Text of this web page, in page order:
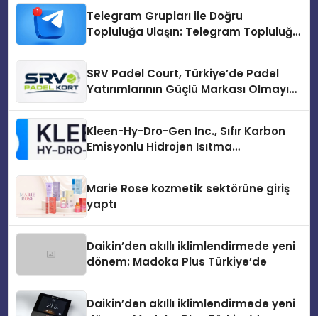
Telegram Grupları ile Doğru
Topluluğa Ulaşın: Telegram Topluluğu
SRV Padel Court, Türkiye’de Padel
Yatırımlarının Güçlü Markası Olmayı
Kleen-Hy-Dro-Gen Inc., Sıfır Karbon
Emisyonlu Hidrojen Isıtma
Marie Rose kozmetik sektörüne giriş
yaptı
Daikin’den akıllı iklimlendirmede yeni
dönem: Madoka Plus Türkiye’de
Daikin’den akıllı iklimlendirmede yeni